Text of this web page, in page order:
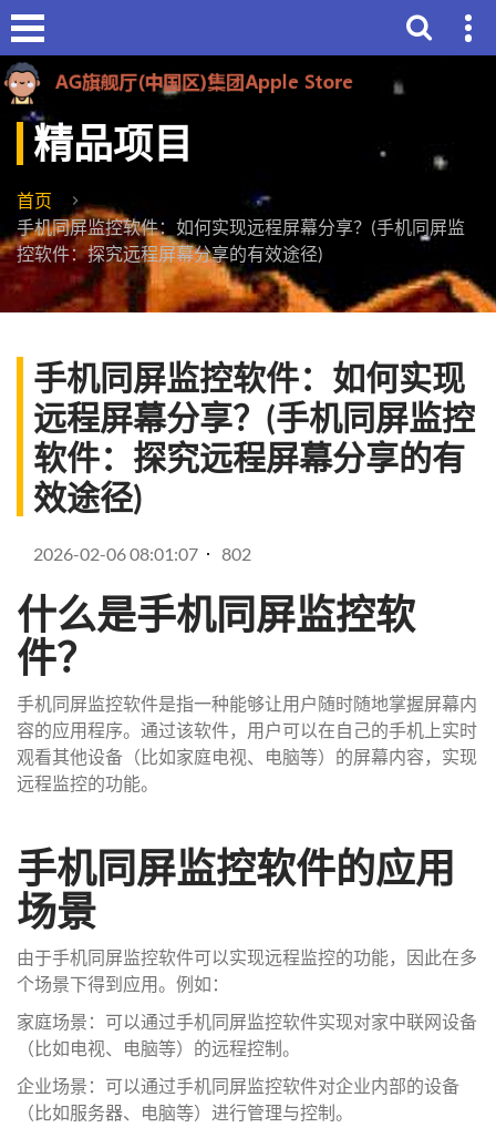
精品项目
首页
手机同屏监控软件：如何实现远程屏幕分享？(手机同屏监
控软件：探究远程屏幕分享的有效途径)
手机同屏监控软件：如何实现
远程屏幕分享？(手机同屏监控
软件：探究远程屏幕分享的有
效途径)
2026-02-06 08:01:07 802
什么是手机同屏监控软
件？
手机同屏监控软件是指一种能够让用户随时随地掌握屏幕内
容的应用程序。通过该软件，用户可以在自己的手机上实时
观看其他设备（比如家庭电视、电脑等）的屏幕内容，实现
远程监控的功能。
手机同屏监控软件的应用
场景
由于手机同屏监控软件可以实现远程监控的功能，因此在多
个场景下得到应用。例如：
家庭场景：可以通过手机同屏监控软件实现对家中联网设备
（比如电视、电脑等）的远程控制。
企业场景：可以通过手机同屏监控软件对企业内部的设备
（比如服务器、电脑等）进行管理与控制。